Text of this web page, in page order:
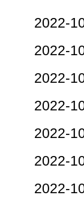
2022-
2022-
2022-
2022-
2022-
2022-
2022-